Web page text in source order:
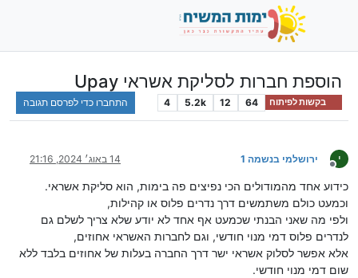
הוספת חברות לסליקת אשראי Upay
בקשות לפיתוח 64
12
5.2k
4 התחברו כדי לפרסם תגובה
י
מנותק
ירושלמי בנשמה 1 14 באוג׳ 2024, 21:16
כידוע אחד מהמודולים הכי נפיצים פה בימות, הוא סליקת אשראי.
וכמעט כולם משתמשים דרך נדרים פלוס או קהילות,
ולפי מה שאני הבנתי שכמעט אף אחד לא יודע שלא צריך לשלם גם
לנדרים פלוס דמי מנוי חודשי, וגם לחברות האשראי אחוזים,
אלא אפשר לסלוק אשראי ישר דרך החברה בעלות של אחוזים בלבד ללא
שום דמי מנוי חודשי.